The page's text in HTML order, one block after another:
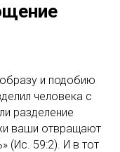
и подобию
человека с
разделение
ваши отвращают
(Ис. 59:2). И в тот